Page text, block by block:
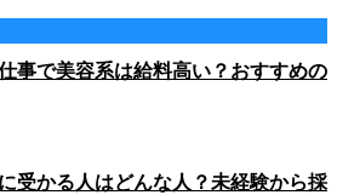
事で美容系は給料高い？おすすめの
受かる人はどんな人？未経験から採